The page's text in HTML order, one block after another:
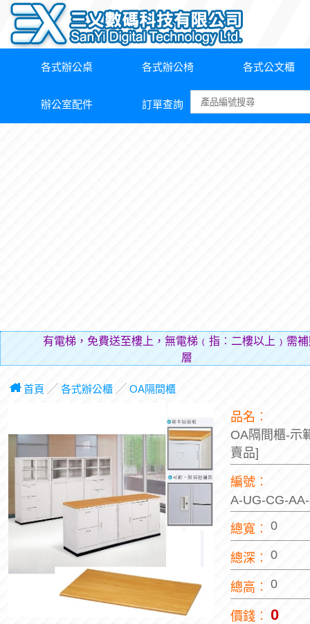
各式辦公桌 各式辦公椅 各式公文櫃
辦公室配件 訂單查詢
有電梯，免費送至樓上，無電梯﹙指︰二樓以上﹚需
層費用
首頁 ╱ 各式辦公櫃╱ OA隔間櫃
品名︰
OA隔間櫃-示
賣品]
編號︰
A-UG-CG-
總寬︰ 0
總深︰ 0
總高︰ 0
價錢︰ 0